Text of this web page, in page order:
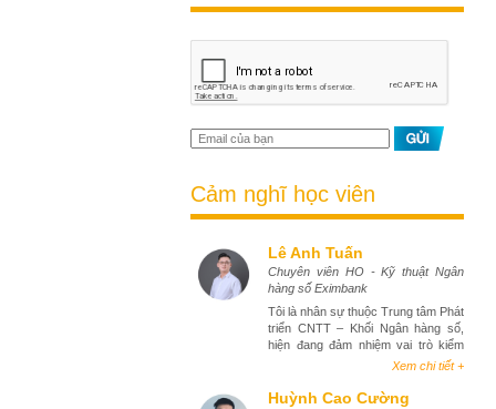
Cảm nghĩ học viên
Lê Anh Tuấn
Chuyên viên HO - Kỹ thuật Ngân
hàng số Eximbank
Tôi là nhân sự thuộc Trung tâm Phát
triển CNTT – Khối Ngân hàng số,
hiện đang đảm nhiệm vai trò kiểm
thử phần mềm (tester). Việc tham
mang lại cho tôi góc nhìn toàn diện
Xem chi tiết +
Huỳnh Cao Cường